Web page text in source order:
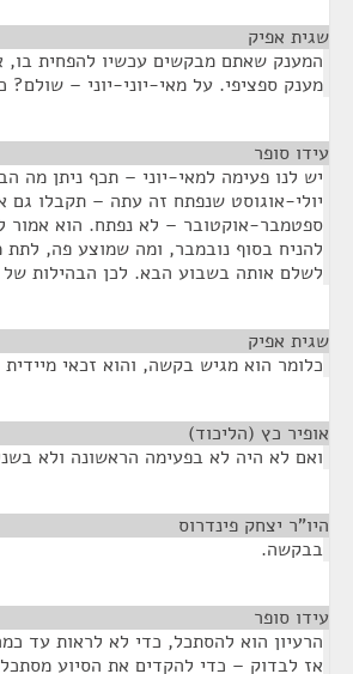
שגית אפיק
המענק שאתם מבקשים עכשיו להפחית
מענק ספציפי. על מאי-יוני-יוני – שולם?
עידו סופר
יש לנו פעימה למאי-יוני – תכף ניתן מה
יולי-אוגוסט שנפתח זה עתה – תקבלו גם
ספטמבר-אוקטובר – לא נפתח. הוא אמור
להניח בסוף נובמבר, ומה שמוצע פה, לתת
לשלם אותה בשבוע הבא. לכן הבהילות
שגית אפיק
כלומר הוא מגיש בקשה, והוא זכאי
אופיר כץ (הליכוד)
ואם לא היה לא בפעימה הראשונה ולא
היו"ר יצחק פינדרוס
בבקשה.
עידו סופר
הרעיון הוא להסתכל, כדי לא לראות עד
אז לבדוק – כדי להקדים את הסיוע